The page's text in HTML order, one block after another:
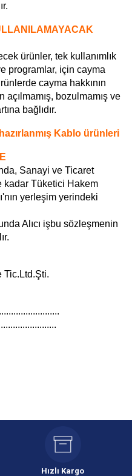
ürünler, tek kullanımlık
programlar, için cayma
cayma hakkının
açılmamış, bozulmamış ve
bağlıdır.
Kablo ürünleri
Sanayi ve Ticaret
kadar Tüketici Hakem
yerleşim yerindeki
Alıcı işbu sözleşmenin
Tic.Ltd.Şti.
Hızlı Kargo